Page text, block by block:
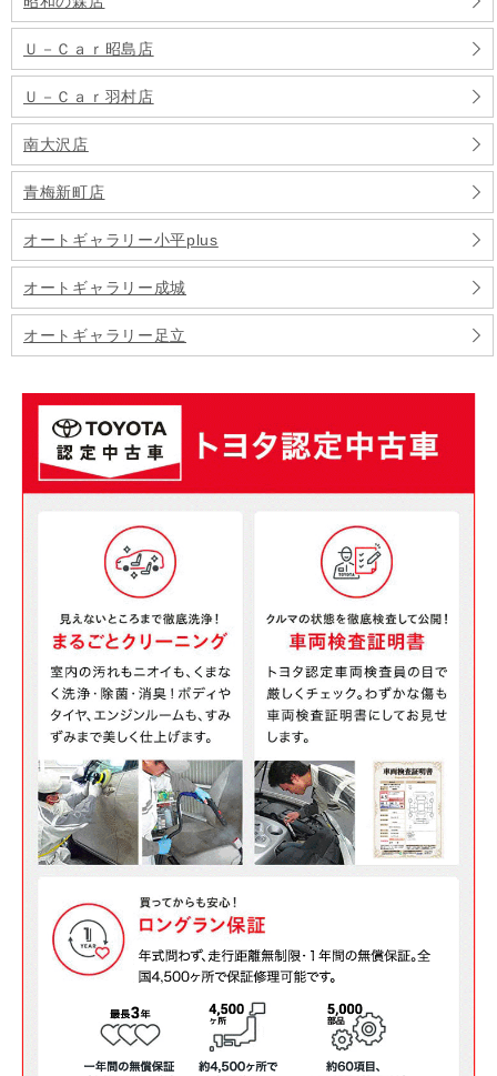
Ｕ－Ｃａｒ昭島店
Ｕ－Ｃａｒ羽村店
南大沢店
青梅新町店
オートギャラリー小平plus
オートギャラリー成城
オートギャラリー足立